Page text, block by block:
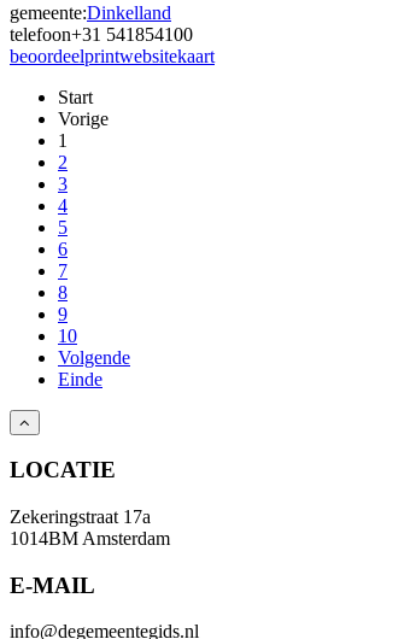
gemeente:Dinkelland
telefoon+31 541854100
beoordeelprintwebsitekaart
Start
Vorige
1
2
3
4
5
6
7
8
9
10
Volgende
Einde
LOCATIE
Zekeringstraat 17a
1014BM Amsterdam
E-MAIL
info@degemeentegids.nl